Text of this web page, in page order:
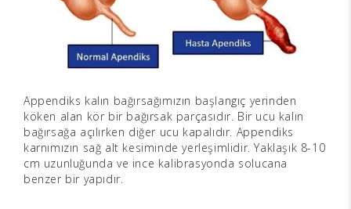
Appendiks kalın bağırsağımızın başlangıç yerinden
köken alan kör bir bağırsak parçasıdır. Bir ucu kalın
bağırsağa açılırken diğer ucu kapalıdır. Appendiks
karnımızın sağ alt kesiminde yerleşimlidir. Yaklaşık 8-10
cm uzunluğunda ve ince kalibrasyonda solucana
benzer bir yapıdır.